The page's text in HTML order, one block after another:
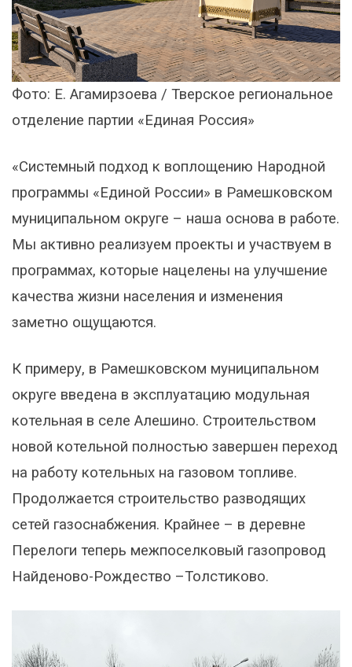
Фото: Е. Агамирзоева / Тверское региональное
отделение партии «Единая Россия»
«Системный подход к воплощению Народной
программы «Единой России» в Рамешковском
муниципальном округе – наша основа в работе.
Мы активно реализуем проекты и участвуем в
программах, которые нацелены на улучшение
качества жизни населения и изменения
заметно ощущаются.
К примеру, в Рамешковском муниципальном
округе введена в эксплуатацию модульная
котельная в селе Алешино. Строительством
новой котельной полностью завершен переход
на работу котельных на газовом топливе.
Продолжается строительство разводящих
сетей газоснабжения. Крайнее – в деревне
Перелоги теперь межпоселковый газопровод
Найденово-Рождество –Толстиково.